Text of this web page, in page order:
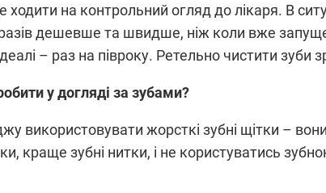
на контрольний огляд до лікаря. В
дешевше та швидше, ніж коли вже
– раз на півроку. Ретельно чистити зуби
у догляді за зубами?
використовувати жорсткі зубні щітки –
краще зубні нитки, і не користуватись